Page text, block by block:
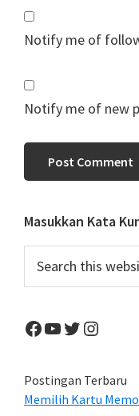
Notify me of
Notify me of new
Primary
Sidebar
Masukkan Kata
this
Facebook
YouTube
Twitter
Postingan Terbaru
Memilih Kartu